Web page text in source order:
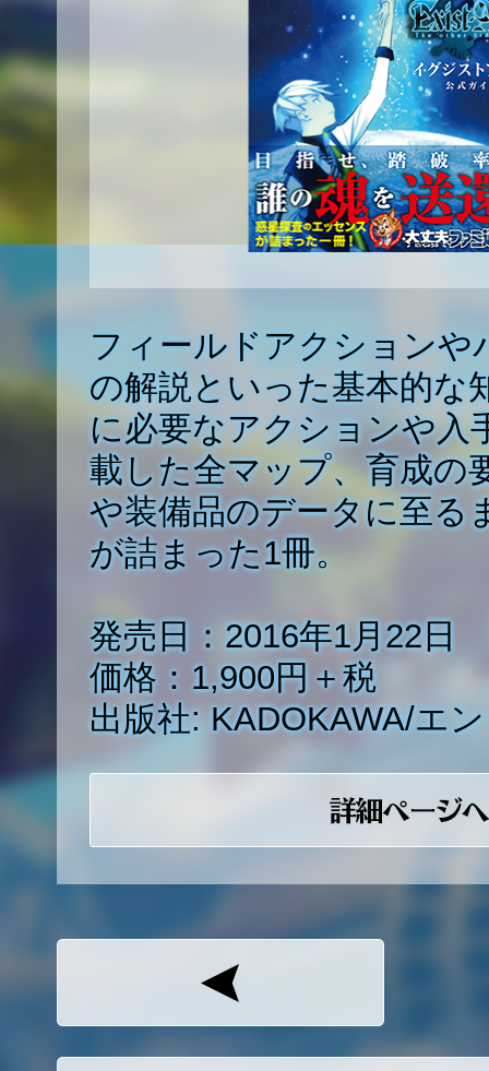
フィールドアクションや
の解説といった基本的な
に必要なアクションや入
載した全マップ、育成の
や装備品のデータに至る
が詰まった1冊。
発売日：2016年1月22日
価格：1,900円＋税
出版社: KADOKAWA/エ